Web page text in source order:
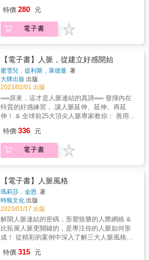
5. 當遭遇困難或痛苦時，應該如何排解、應
對。 &hellip;&hellip;更多重要技巧，敬請詳閱
本書！ 名人推薦 丁菱娟 | 影響力品牌學院創辦
人 周品均 | 唯品風尚集團 執行長 柯采岑 | 《四
者、TMBA共同創辦人 蘇益賢 | 臨床心理師 誠
摯推薦！（順序依姓氏筆劃排列） &
標？」； &gt;一旦你找到人，授權他們以自己
的方式實現你們之間共同的願景。 &rarr;作者提
供「影響篩選表」可以定義和闡明你想實現的
目標，以及需要由誰來完成或完成的重要衡量
用── &gt;回顧過去的成就？ &gt;目前應該著重
那部分？ &gt;未來你期待哪些發展？ &gt;實現
目標會產生什麼變化？ &rarr;作者提供「移動未
來」清單，幫助你每 90 天最大化時間，有效確
定願景與目標的進展。 ▶實現更大自由的4大
優點── &gt;好處1：更多時間自由。當你不再
試圖完成更多任務、不再做著自己不擅長的
事，立即空出更多時間去做更多更有價值的
事。 &gt;好處2：更多財富自由。當你將思維從
進入不同的價值交換，通過專注於更高價值的
活動來創造更多的錢。 &gt;好處3：人際圈的自
由。你可以運用好的連結來建立轉化關係，找
你們的資源可以共享、甚至為對方毫無保留地
付出。 &gt;&gt;好處4&mdash;&mdash;擴展目
標的自由。有了時間、金錢、人脈，你可以訂
定更大的目標，並找更多人、投入更多資源來
實現它。日積月累下來，你將擁有更多的信心
和更大的視野。 本書特色 1.顛覆傳統時間、效
能、成功術：看完本書你會發現，只要你沒改
也沒用，只要不問「誰能幫助你實現這個目
的她，經過十多年來不斷試錯後，也累積了一
為一個有魅力的人，找到自身亮點，就能綻放
出屬於自己的光芒！ ★如何拓展人脈：建立
「強關係」才能連結資源，擁有超強人脈。 ★
真誠具體地讚美他人。 ★如何經營人際關係：
管好嘴、管好手、管好上司，成為職場中受歡
迎的人。 ★如何化解衝突：忍耐無法改善現
狀，不妨以利益互換為出發點，主動出擊。 ★
如何有效說服：關閉對方的心理防禦模式，輕
鬆說服最難搞的人。 ★如何高情商談判：掌控
情緒工具就能讀懂人心，把對手變夥伴。 &
作品中分享了大量溝通實戰技巧，我認為，任
何溝通的原色，都是堅持本真！」──知名演員
黃曉明 「李楠從她的成長經歷中發現，懂得如
多在逆境中努力奮鬥的人們。」──天使投資人
楊向陽 大學畢業後，李楠不顧家人反對，放棄
公務員的工作，從名牌店銷售員做起。有一
天，她看到在試衣鏡中自己替客人提鞋子的身
影瞬間覺醒，毅然決然轉換職場跑道，找尋更
適合自己的舞台。連續創業三次後，她遇過上
百位投資人，成功地將路人變成貴人，晉身為
粉絲千萬的網紅創業家。而身為人際溝通專家
的她，經過十多年來不斷試錯後，也累積了一
為一個有魅力的人，找到自身亮點，就能綻放
出屬於自己的光芒！ ★如何拓展人脈：建立
「強關係」才能連結資源，擁有超強人脈。 ★
真誠具體地讚美他人。 ★如何經營人際關係：
管好嘴、管好手、管好上司，成為職場中受歡
迎的人。 ★如何化解衝突：忍耐無法改善現
狀，不妨以利益互換為出發點，主動出擊。 ★
如何有效說服：關閉對方的心理防禦模式，輕
鬆說服最難搞的人。 ★如何高情商談判：掌控
情緒工具就能讀懂人心，把對手變夥伴。 &
特價 280 元
電子書
【電子書】人脈，從建立好感開始
蜜雪兒．提利斯．萊德曼 著
大牌出版 出版
2023/02/01 出版
══原來，這才是人脈連結的真諦══ 發揮內在
特質的好感練習， 讓人脈延伸、延伸、再延
伸！ & 全球前25大頂尖人脈專家教你： 善用個
感實踐心法x 58個人脈實戰要點 讓伯樂與助力
就在你身旁！ & & 活潑、積極或許有優勢， 但
「好感」才是從陌生變親近的超級催化劑！ 財
&mdash;&mdash; 先從真實的自己出發，再到
管理印象與能量，有效展開對話， 學會這套技
巧，讓人記得你、信任你、喜歡你， 保持人脈
不斷線，實現互惠互利的長久關係！ & & 【認
識──對話前展現本色】 掌握四大風格矩陣，以
最有效的方式與人連結。 實踐 真誠法則、自我
形象法則、印象法則、能量法則 & 【建立──務
必要交流】 運用三階段傾聽法與九大類提問技
巧，促進關係的建立。 實踐 好奇心法則、傾聽
特價 336 元
電子書
【電子書】人脈風格
瑪莉莎．金恩 著
時報文化 出版
2023/01/17 出版
解開人脈連結的密碼，形塑致勝的人際網絡 &
比拓展人脈更關鍵的，是專注你的人脈如何形
成！ 從精彩的案例中深入了解三大人脈風格
形塑你專屬的人脈風格，創建更美好的生活。
特價 315 元